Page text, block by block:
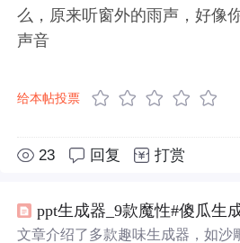
么，原来听窗外的雨声，好像
声音
给本帖投票
23 回复 打赏
文章介绍了多款趣味生成器，如沙